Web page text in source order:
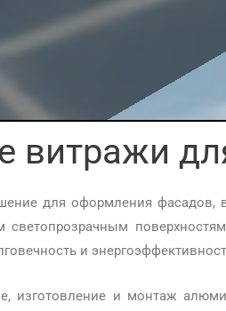
для оформления фасадов,
и
изготовление и монтаж